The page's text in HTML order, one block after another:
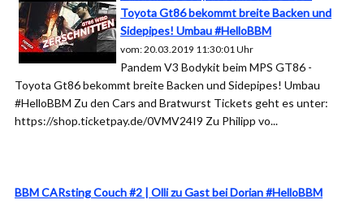
Toyota Gt86 bekommt breite Backen und
Sidepipes! Umbau #HelloBBM
vom: 20.03.2019 11:30:01 Uhr
Pandem V3 Bodykit beim MPS GT86 -
Toyota Gt86 bekommt breite Backen und Sidepipes! Umbau
#HelloBBM Zu den Cars and Bratwurst Tickets geht es unter:
https://shop.ticketpay.de/0VMV24I9 Zu Philipp vo...
BBM CARsting Couch #2 | Olli zu Gast bei Dorian #HelloBBM